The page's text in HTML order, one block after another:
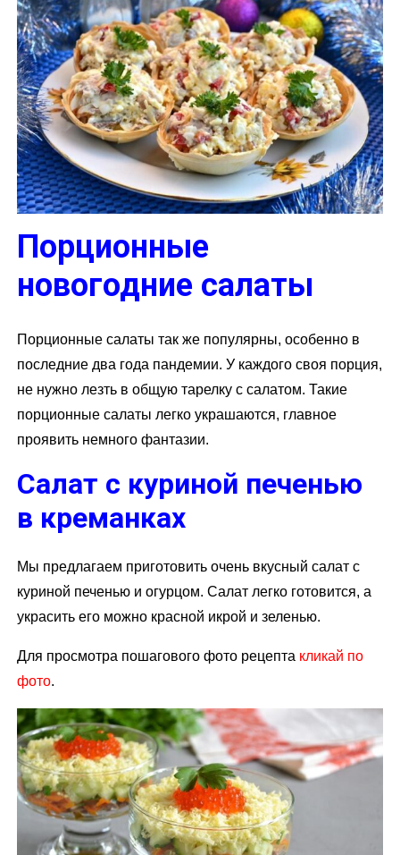
Порционные
новогодние салаты
Порционные салаты так же популярны, особенно в
последние два года пандемии. У каждого своя порция,
не нужно лезть в общую тарелку с салатом. Такие
порционные салаты легко украшаются, главное
проявить немного фантазии.
Салат с куриной печенью
в креманках
Мы предлагаем приготовить очень вкусный салат с
куриной печенью и огурцом. Салат легко готовится, а
украсить его можно красной икрой и зеленью.
Для просмотра пошагового фото рецепта кликай по
фото.